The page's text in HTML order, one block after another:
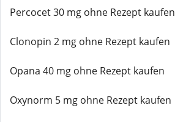
Percocet 30 mg ohne Rezept kaufen
Clonopin 2 mg ohne Rezept kaufen
Opana 40 mg ohne Rezept kaufen
Oxynorm 5 mg ohne Rezept kaufen